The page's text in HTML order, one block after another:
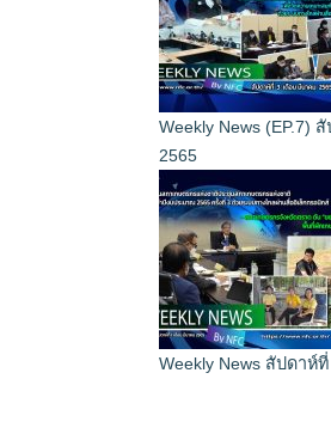
Weekly News (EP.7)
2565
Weekly News สัปดาห์